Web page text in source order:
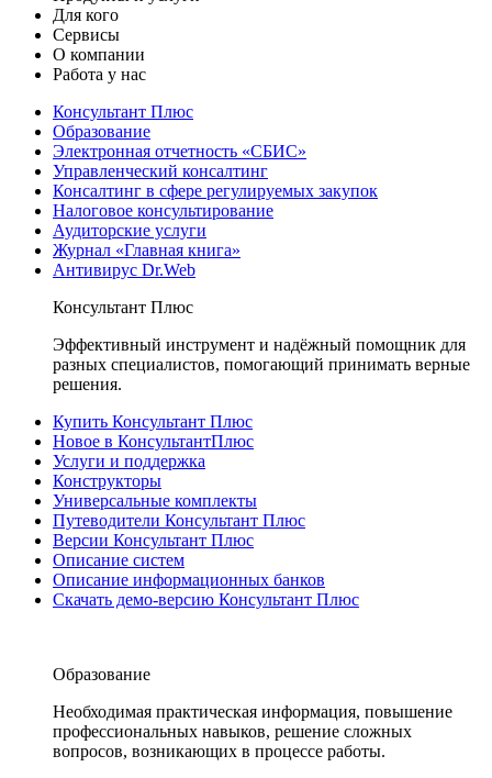
Для кого
Сервисы
О компании
Работа у нас
Консультант Плюс
Образование
Электронная отчетность «СБИС»
Управленческий консалтинг
Консалтинг в сфере регулируемых закупок
Налоговое консультирование
Аудиторские услуги
Журнал «Главная книга»
Антивирус Dr.Web
Консультант Плюс
Эффективный инструмент и надёжный помощник для
разных специалистов, помогающий принимать верные
решения.
Купить Консультант Плюс
Новое в КонсультантПлюс
Услуги и поддержка
Конструкторы
Универсальные комплекты
Путеводители Консультант Плюс
Версии Консультант Плюс
Описание систем
Описание информационных банков
Скачать демо-версию Консультант Плюс
Образование
Необходимая практическая информация, повышение
профессиональных навыков, решение сложных
вопросов, возникающих в процессе работы.